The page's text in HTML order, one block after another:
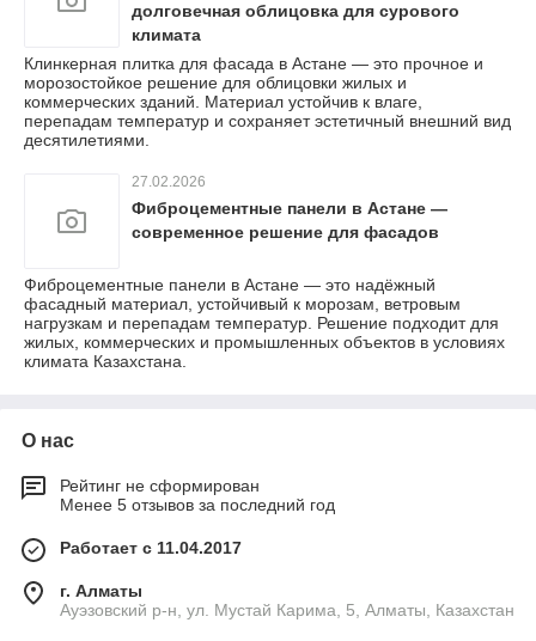
долговечная облицовка для сурового
климата
Клинкерная плитка для фасада в Астане — это прочное и
морозостойкое решение для облицовки жилых и
коммерческих зданий. Материал устойчив к влаге,
перепадам температур и сохраняет эстетичный внешний вид
десятилетиями.
27.02.2026
Фиброцементные панели в Астане —
современное решение для фасадов
Фиброцементные панели в Астане — это надёжный
фасадный материал, устойчивый к морозам, ветровым
нагрузкам и перепадам температур. Решение подходит для
жилых, коммерческих и промышленных объектов в условиях
климата Казахстана.
О нас
Рейтинг не сформирован
Менее 5 отзывов за последний год
Работает с 11.04.2017
г. Алматы
​Ауэзовский р-н, ул. Мустай Карима, 5, Алматы, Казахстан